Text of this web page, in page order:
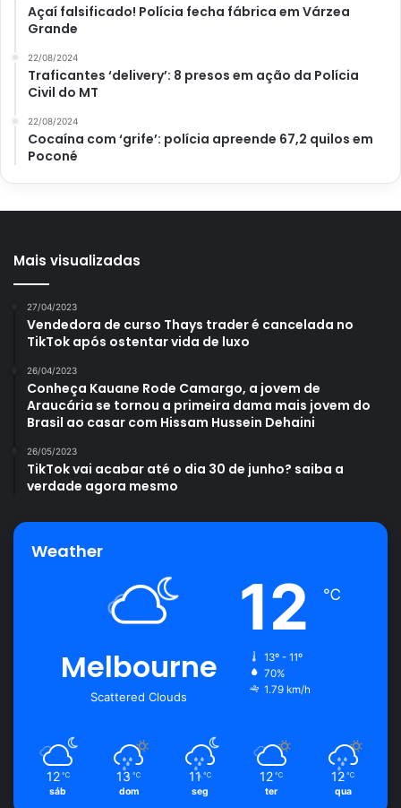
Açaí falsificado! Polícia fecha fábrica em Várzea
Grande
22/08/2024
Traficantes ‘delivery’: 8 presos em ação da Polícia
Civil do MT
22/08/2024
Cocaína com ‘grife’: polícia apreende 67,2 quilos em
Poconé
Mais visualizadas
27/04/2023
Vendedora de curso Thays trader é cancelada no
TikTok após ostentar vida de luxo
26/04/2023
Conheça Kauane Rode Camargo, a jovem de
Araucária se tornou a primeira dama mais jovem do
Brasil ao casar com Hissam Hussein Dehaini
26/05/2023
TikTok vai acabar até o dia 30 de junho? saiba a
verdade agora mesmo
Weather
Melbourne
Scattered Clouds
12 ℃
13º - 11º
70%
1.79 km/h
12 ℃
sáb
13 ℃
dom
11 ℃
seg
12 ℃
ter
12 ℃
qua